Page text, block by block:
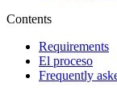
Contents
Requirements
El proceso
Frequently